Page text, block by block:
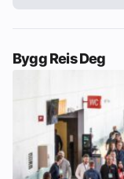
Bygg Reis Deg